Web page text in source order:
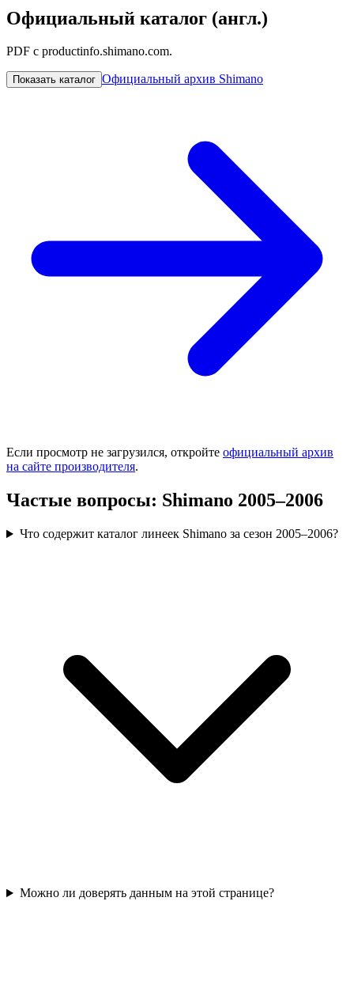
Официальный каталог (англ.)
PDF с productinfo.shimano.com.
Показать каталог Официальный архив Shimano
Если просмотр не загрузился, откройте официальный архив
на сайте производителя.
Частые вопросы: Shimano 2005–2006
Что содержит каталог линеек Shimano за сезон 2005–2006?
Можно ли доверять данным на этой странице?